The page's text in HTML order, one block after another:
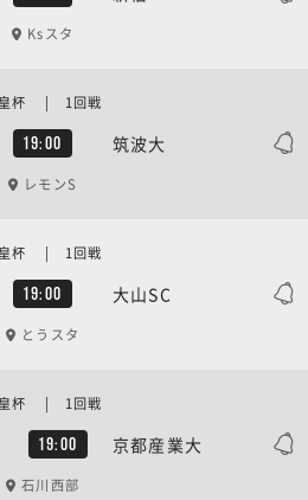
Ksスタ
19:00 筑波大
杯 | 1回戦
レモンS
19:00 大山SC
杯 | 1回戦
とうスタ
19:00 京都産業大
杯 | 1回戦
石川西部